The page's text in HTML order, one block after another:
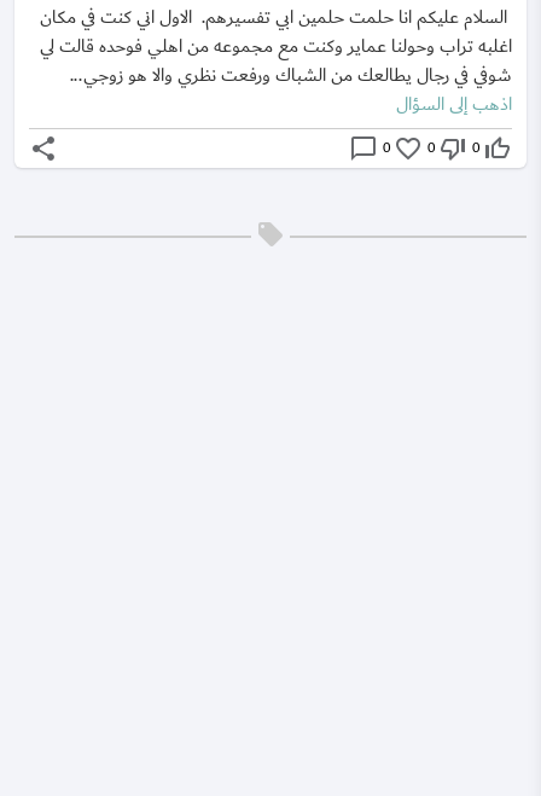
السلام عليكم انا حلمت حلمين ابي تفسيرهم. الاول اني كنت في مكان
اغلبه تراب وحولنا عماير وكنت مع مجموعه من اهلي فوحده قالت لي
شوفي في رجال يطالعك من الشباك ورفعت نظري والا هو زوجي...
اذهب إلى السؤال
thumb_up_off_alt
0
thumb_down_off_alt
0
favorite_border
0
chat_bubble_outline
share